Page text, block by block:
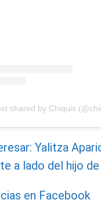
shared by Chiquis
Yalitza
a lado del hijo
en Facebook